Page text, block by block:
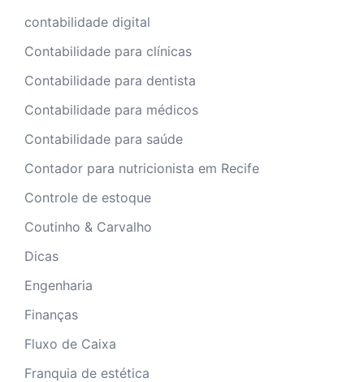
contabilidade digital
Contabilidade para clínicas
Contabilidade para dentista
Contabilidade para médicos
Contabilidade para saúde
Contador para nutricionista em Recife
Controle de estoque
Coutinho & Carvalho
Dicas
Engenharia
Finanças
Fluxo de Caixa
Franquia de estética